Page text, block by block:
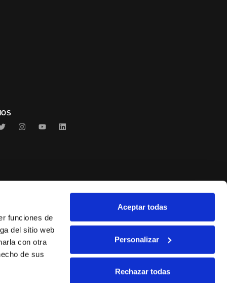
funciones de
del sitio web
con otra
de sus
Aceptar todas
Personalizar
Rechazar todas
Serrats